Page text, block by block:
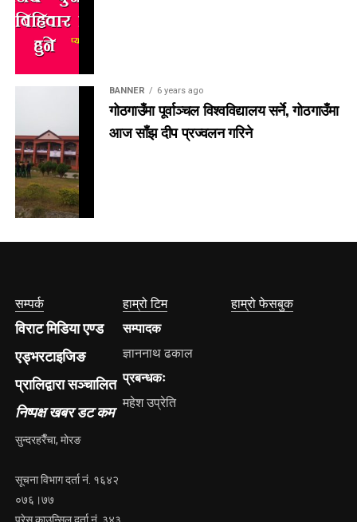
BANNER 6 years ago
गोठगाउँमा पूर्वाञ्चल विश्वविद्यालय सर्ने, गोठगाउँमा
आज साँझ दीप प्रज्वलन गरिने
सम्पर्क
विराट मिडिया एण्ड
एड्भरटाइजिङ
प्रालिद्वारा सञ्चालित
निष्पक्ष खबर डट कम
सुन्दरहरैँचा, मोरङ
सूचना विभाग दर्ता नं. १६४२
०७६।७७
हाम्रो टिम
सम्पादक
ज्ञाननाथ ढकाल
प्रबन्धकः
महेश उप्रेति
हाम्रो फेसबुक